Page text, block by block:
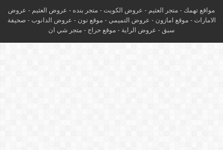
مواقع تهمك - متجر العثيم - عروض الكويت - متجر بنده - عروض العثيم - عروض
الامارات - موقع امازون - عروض التميمي - موقع نون - عروض الدانوب - صحيفة
سبق - عروض الراية - موقع حراج - متجر شي ان